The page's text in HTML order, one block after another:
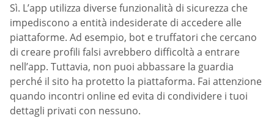
Sì. L’app utilizza diverse funzionalità di sicurezza che
impediscono a entità indesiderate di accedere alle
piattaforme. Ad esempio, bot e truffatori che cercano
di creare profili falsi avrebbero difficoltà a entrare
nell’app. Tuttavia, non puoi abbassare la guardia
perché il sito ha protetto la piattaforma. Fai attenzione
quando incontri online ed evita di condividere i tuoi
dettagli privati con nessuno.